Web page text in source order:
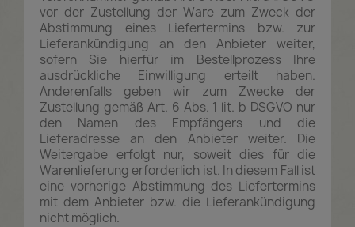
vor der Zustellung der Ware zum Zweck der
Abstimmung eines Liefertermins bzw. zur
Lieferankündigung an den Anbieter weiter,
sofern Sie hierfür im Bestellprozess Ihre
ausdrückliche Einwilligung erteilt haben.
Anderenfalls geben wir zum Zwecke der
Zustellung gemäß Art. 6 Abs. 1 lit. b DSGVO nur
den Namen des Empfängers und die
Lieferadresse an den Anbieter weiter. Die
Weitergabe erfolgt nur, soweit dies für die
Warenlieferung erforderlich ist. In diesem Fall ist
eine vorherige Abstimmung des Liefertermins
mit dem Anbieter bzw. die Lieferankündigung
nicht möglich.